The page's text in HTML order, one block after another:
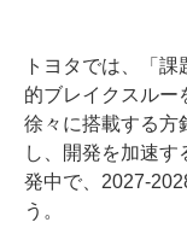
トヨタでは、「
的ブレイクスルー
徐々に搭載する方
し、開発を加速す
発中で、2027-
う。